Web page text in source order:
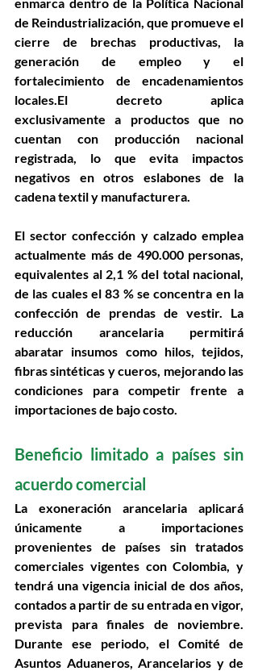
de Reindustrialización , que promueve el
cierre de brechas productivas, la
generación de empleo y el
fortalecimiento de encadenamientos
locales.El decreto aplica
exclusivamente a productos que no
cuentan con producción nacional
registrada , lo que evita impactos
negativos en otros eslabones de la
cadena textil y manufacturera.
El sector confección y calzado emplea
actualmente más de 490.000 personas
equivalentes al 2,1 % del total nacional
de las cuales el 83 % se concentra en la
confección de prendas de vestir. La
reducción arancelaria permitirá
abaratar insumos como hilos, tejidos,
fibras sintéticas y cueros, mejorando las
condiciones para competir frente a
importaciones de bajo costo.
Beneficio limitado a países sin
acuerdo comercial
La exoneración arancelaria aplicará
provenientes de países sin tratados
comerciales vigentes con Colombia , y
tendrá una vigencia inicial de dos años
contados a partir de su entrada en vigor,
prevista para finales de noviembre.
Durante ese periodo, el Comité de
Asuntos Aduaneros, Arancelarios y de